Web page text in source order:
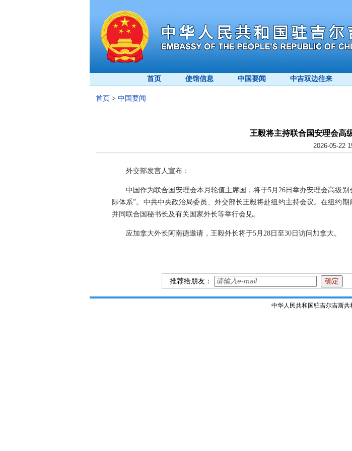
首页 使馆信息 中国要闻 中吉双边往来
首页 > 中国要闻
王毅将主持联合国安理会高
2026-05-22
外交部发言人宣布：
中国作为联合国安理会本月轮值主席国，将于5月26日举办安理会高级
际体系”。中共中央政治局委员、外交部长王毅将赴纽约主持会议。在纽约
并同联合国秘书长及有关国家外长等举行会见。
应加拿大外长阿南德邀请，王毅外长将于5月28日至30日访问加拿大。
推荐给朋友：
中华人民共和国驻吉尔吉斯